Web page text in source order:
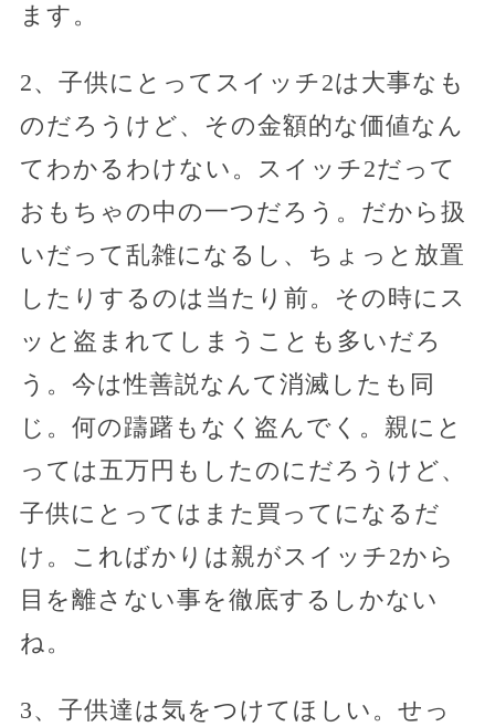
ます。
2、子供にとってスイッチ2は大事なも
のだろうけど、その金額的な価値なん
てわかるわけない。スイッチ2だって
おもちゃの中の一つだろう。だから扱
いだって乱雑になるし、ちょっと放置
したりするのは当たり前。その時にス
ッと盗まれてしまうことも多いだろ
う。今は性善説なんて消滅したも同
じ。何の躊躇もなく盗んでく。親にと
っては五万円もしたのにだろうけど、
子供にとってはまた買ってになるだ
け。こればかりは親がスイッチ2から
目を離さない事を徹底するしかない
ね。
3、子供達は気をつけてほしい。せっ